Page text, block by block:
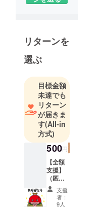
い、端玉景
品に授産品
を、就労訓
緒に考えて
いただけま
せんか？ラ
イターさん
とのお仕事
もしたい！
Twitter・
YouTube・
インスタ・
ティック
トックの撮
影も訓練で
リターンを
選ぶ
目標金額
未達でも
リターン
が届きま
す(All-in
方式)
500円
【全額
支援】
（匿名
可能・
個人情
報メー
支援
者：
9人